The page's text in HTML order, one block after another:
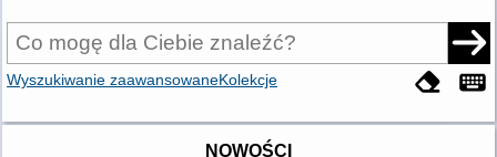
Wyszukiwanie zaawansowaneKolekcje
NOWOŚCI